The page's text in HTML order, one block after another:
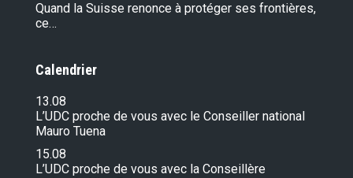
Quand la Suisse renonce à protéger ses frontières,
ce…
Calendrier
13.08
L’UDC proche de vous avec le Conseiller national
Mauro Tuena
15.08
L’UDC proche de vous avec la Conseillère